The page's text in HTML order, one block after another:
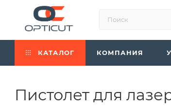
КАТАЛОГ КОМПАНИЯ
Пистолет для